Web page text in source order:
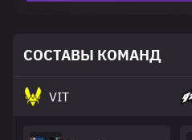
СОСТАВЫ КОМАНД
VIT